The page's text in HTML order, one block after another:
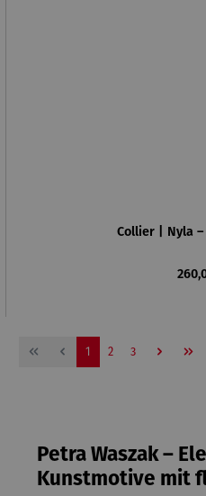
Collier | Nyla –
Seite
1 Seite
2 Seite
3
Petra Waszak –
Kunstmotive mit